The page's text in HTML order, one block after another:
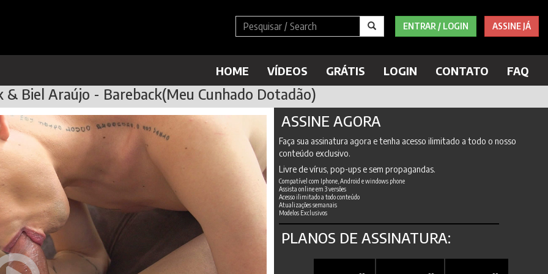
ENTRAR / LOGIN ASSINE JÁ
HOME VÍDEOS GRÁTIS LOGIN CONTATO FAQ
& Biel Araújo - Bareback(Meu Cunhado Dotadão)
ASSINE AGORA
Faça sua assinatura agora e tenha acesso ilimitado a todo o nosso
conteúdo exclusivo.
Livre de vírus, pop-ups e sem propagandas.
Compatível com Iphone, Android e windows phone
Assista online em 3 versões
Acesso ilimitado a todo conteúdo
Atualizações semanais
Modelos Exclusivos
PLANOS DE ASSINATURA: